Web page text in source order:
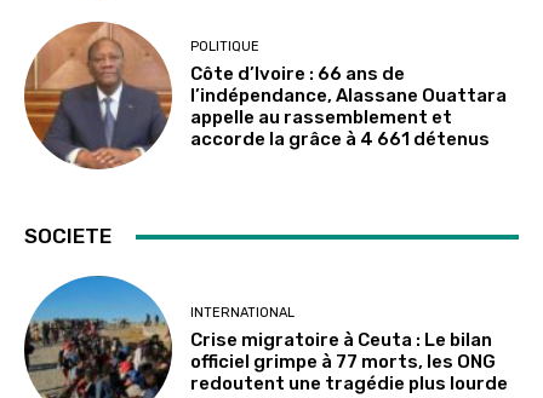
POLITIQUE
Côte d’Ivoire : 66 ans de
l’indépendance, Alassane Ouattara
appelle au rassemblement et
accorde la grâce à 4 661 détenus
SOCIETE
INTERNATIONAL
Crise migratoire à Ceuta : Le bilan
officiel grimpe à 77 morts, les ONG
redoutent une tragédie plus lourde